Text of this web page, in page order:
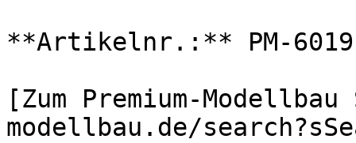
**Artikelnr.:** PM-
[Zum Premium-
modellbau.de/